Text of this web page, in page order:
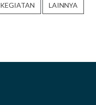
KEGIATAN LAINNYA